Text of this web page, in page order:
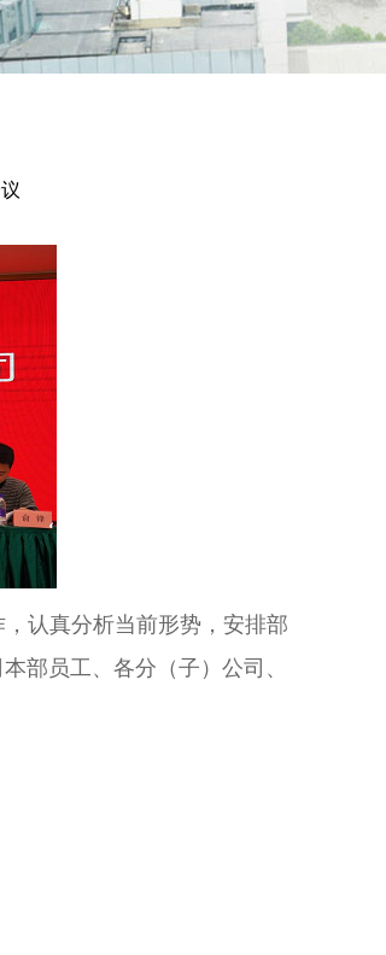
认真分析当前形势，安排部
部员工、各分（子）公司、